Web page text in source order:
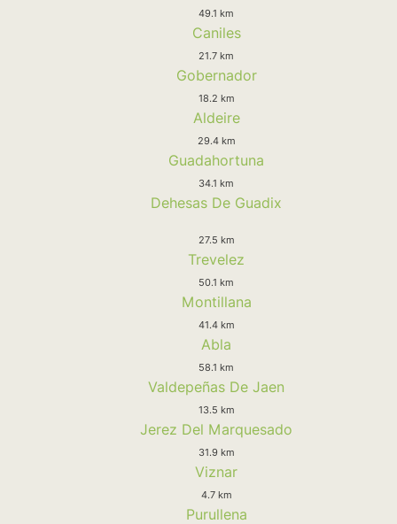
49.1 km
Caniles
21.7 km
Gobernador
18.2 km
Aldeire
29.4 km
Guadahortuna
34.1 km
Dehesas De Guadix
27.5 km
Trevelez
50.1 km
Montillana
41.4 km
Abla
58.1 km
Valdepeñas De Jaen
13.5 km
Jerez Del Marquesado
31.9 km
Viznar
4.7 km
Purullena